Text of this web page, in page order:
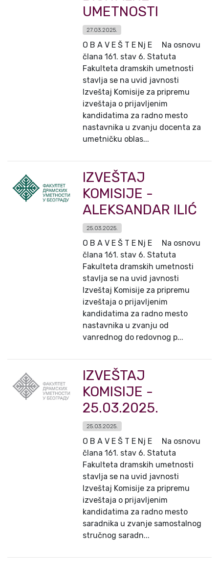
UMETNOSTI
27.03.2025.
O B A V E Š T E Nj E Na osnovu
člana 161. stav 6. Statuta
Fakulteta dramskih umetnosti
stavlja se na uvid javnosti
Izveštaj Komisije za pripremu
izveštaja o prijavljenim
kandidatima za radno mesto
nastavnika u zvanju docenta za
umetničku oblas...
IZVEŠTAJ
KOMISIJE -
ALEKSANDAR ILIĆ
25.03.2025.
O B A V E Š T E Nj E Na osnovu
člana 161. stav 6. Statuta
Fakulteta dramskih umetnosti
stavlja se na uvid javnosti
Izveštaj Komisije za pripremu
izveštaja o prijavljenim
kandidatima za radno mesto
nastavnika u zvanju od
vanrednog do redovnog p...
IZVEŠTAJ
KOMISIJE -
25.03.2025.
25.03.2025.
O B A V E Š T E Nj E Na osnovu
člana 161. stav 6. Statuta
Fakulteta dramskih umetnosti
stavlja se na uvid javnosti
Izveštaj Komisije za pripremu
izveštaja o prijavljenim
kandidatima za radno mesto
saradnika u zvanje samostalnog
stručnog saradn...